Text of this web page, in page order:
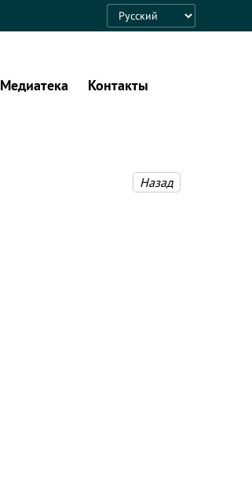
Language
Медиатека Контакты
Назад